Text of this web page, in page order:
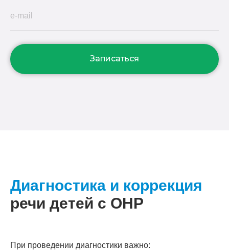
e-mail
Записаться
Диагностика и коррекция
речи детей с ОНР
При проведении диагностики важно: